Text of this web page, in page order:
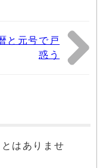
と元号で戸
惑う
はありませ